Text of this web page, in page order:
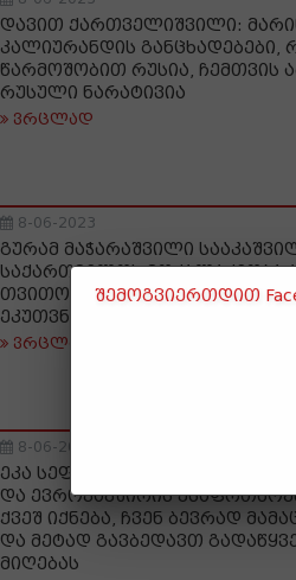
დავით ქართველიშვილი:
კალიურანდის განცხადებები,
წარმოშობით რუსია, ჩემთვის
რუსული ნარატივია
ვრცლად
8-06-2023
გურამ მაჭარაშვილი
საქართველოს მოქალაქეობა
თვითონ ამბობს, ჩემი გული
ეკუთვნისო და რა ვქნათ ჩვენ?
ვრცლად
8-06-2023
ეკა სეფაშვილი: თუკი
და ევროკავშირის
ქვეშ იქნება, ჩვენ ბევრად
და მეტად გავბედავთ
მიღებას
შემოგვიერთდით